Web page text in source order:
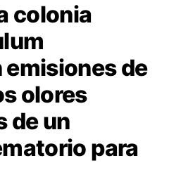
colonia
de
olores
de un
para